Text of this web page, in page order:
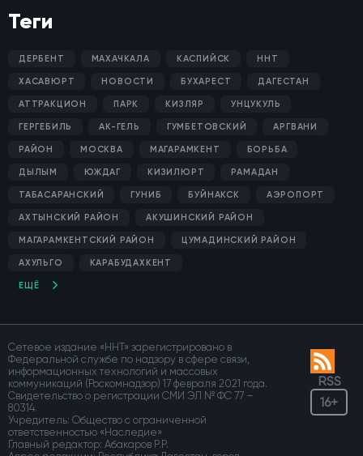
Теги
ДЕРБЕНТ МАХАЧКАЛА КАСПИЙСК ННТ
ХАСАВЮРТ НОВОСТИ БУХАРЕСТ ДАГЕСТАН
АТТРАКЦИОН ПАРК КИЗЛЯР УНЦУКУЛЬ
ГЕРГЕБИЛЬ АК-ГЕЛЬ ГУМБЕТОВСКИЙ АРГВАНИ
РАЙОН МОСКВА МАГАРАМКЕНТ БОРЬБА
ДЫЛЫМ ЮЖДАГ КИЗИЛЮРТ РАМАДАН
ТАБАСАРАНСКИЙ ГУНИБ БУЙНАКСК АЭРОПОРТ
АХТЫНСКИЙ РАЙОН АКУШИНСКИЙ РАЙОН
МАГАРАМКЕНТСКИЙ РАЙОН ЦУМАДИНСКИЙ РАЙОН
АХУЛЬГО КАРАБУДАХКЕНТ
ЕЩЁ
Сетевое издание «ННТ» зарегистрировано в
Федеральной службе по надзору в сфере связи,
информационных технологий и массовых
коммуникаций (Роскомнадзор) 17 февраля 2021 года.
Свидетельство о регистрации СМИ ЭЛ № ФС 77 –
80314.
Учредитель: Общество с ограниченной
ответственностью «Наследие»
Главный редактор: Абакаров Р.Р.
RSS
16+